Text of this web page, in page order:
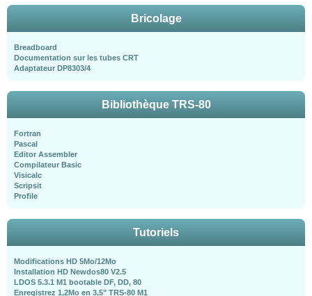
Bricolage
Breadboard
Documentation sur les tubes CRT
Adaptateur DP8303/4
Bibliothèque TRS-80
Fortran
Pascal
Editor Assembler
Compilateur Basic
Visicalc
Scripsit
Profile
Tutoriels
Modifications HD 5Mo/12Mo
Installation HD Newdos80 V2.5
LDOS 5.3.1 M1 bootable DF, DD, 80
Enregistrez 1,2Mo en 3,5" TRS-80 M1